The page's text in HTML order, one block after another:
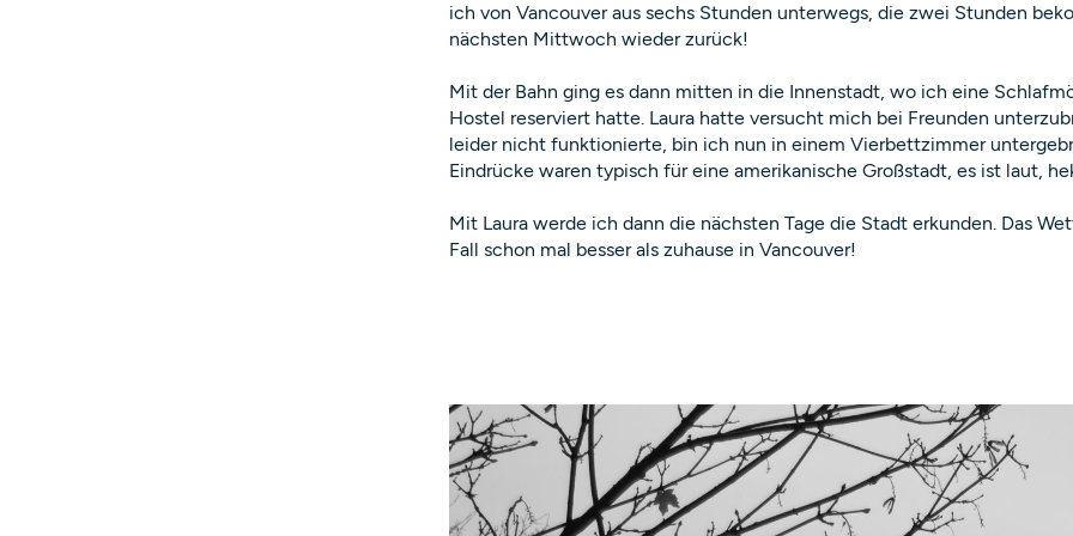
ich von Vancouver aus sechs Stunden unterwegs, die zwei Stunden
nächsten Mittwoch wieder zurück!
Mit der Bahn ging es dann mitten in die Innenstadt, wo ich eine
Hostel reserviert hatte. Laura hatte versucht mich bei Freunden
leider nicht funktionierte, bin ich nun in einem Vierbettzimmer
Eindrücke waren typisch für eine amerikanische Großstadt, es ist laut,
Mit Laura werde ich dann die nächsten Tage die Stadt erkunden. Das
Fall schon mal besser als zuhause in Vancouver!